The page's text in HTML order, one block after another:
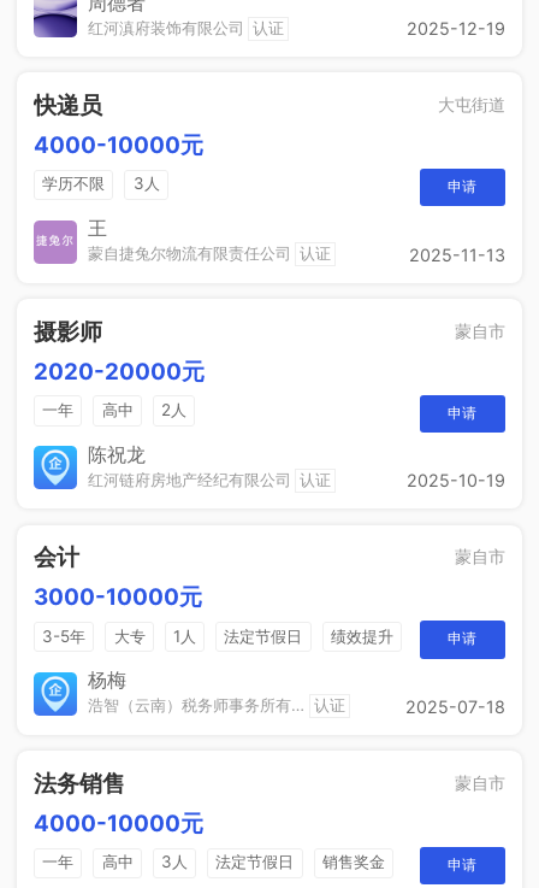
红河滇府装饰有限公司 认证 2025-12-19
快递员 大屯街道
4000-10000元
学历不限 3人 申请
王
蒙自捷兔尔物流有限责任公司 认证 2025-11-13
摄影师 蒙自市
2020-20000元
一年 高中 2人 申请
陈祝龙
红河链府房地产经纪有限公司 认证 2025-10-19
会计 蒙自市
3000-10000元
3-5年 大专 1人 法定节假日
绩效提升
五险一金
申请
杨梅
浩智（云南）税务师事务所有限公司 认证 2025-07-18
法务销售 蒙自市
4000-10000元
一年 高中 3人 法定节假日 销售奖金 申请